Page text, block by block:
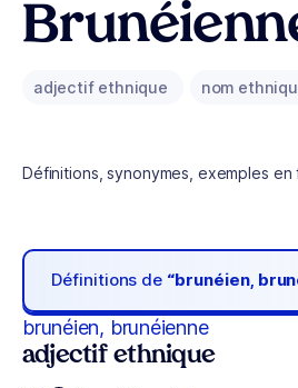
adjectif ethnique nom
Définitions, synonymes, exemples en
Définitions de “brunéien,
brunéien, brunéienne
adjectif ethnique